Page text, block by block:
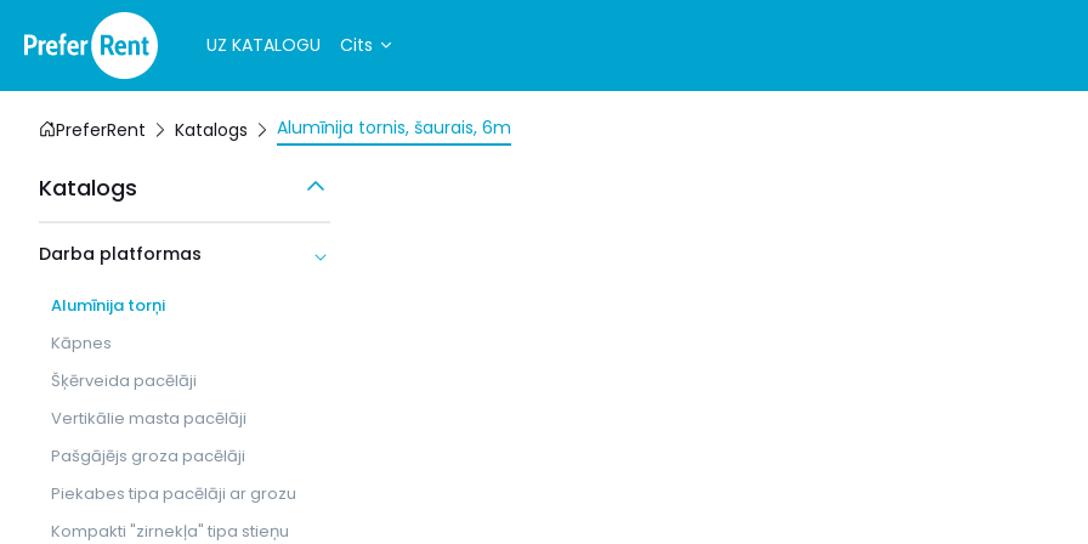
UZ KATALOGU Cits
PreferRent Katalogs Alumīnija tornis, šaurais, 6m
Katalogs
Darba platformas
Alumīnija torņi
Kāpnes
Šķērveida pacēlāji
Vertikālie masta pacēlāji
Pašgājējs groza pacēlāji
Piekabes tipa pacēlāji ar grozu
Kompakti "zirnekļa" tipa stieņu